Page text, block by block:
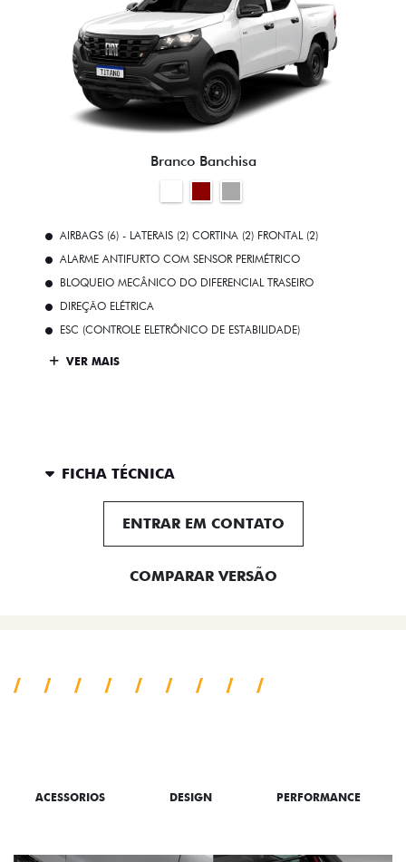
Branco Banchisa
AIRBAGS (6) - LATERAIS (2) CORTINA (2) FRONTAL (2)
ALARME ANTIFURTO COM SENSOR PERIMÉTRICO
BLOQUEIO MECÂNICO DO DIFERENCIAL TRASEIRO
DIREÇÃO ELÉTRICA
ESC (CONTROLE ELETRÔNICO DE ESTABILIDADE)
VER MAIS
FICHA TÉCNICA
ENTRAR EM CONTATO
COMPARAR VERSÃO
ACESSORIOS DESIGN PERFORMANCE